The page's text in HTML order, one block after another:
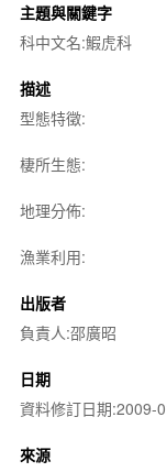
主題與關鍵字
科中文名:鰕虎科
描述
型態特徵:
棲所生態:
地理分佈:
漁業利用:
出版者
負責人:邵廣昭
日期
資料修訂日期:2009-
來源